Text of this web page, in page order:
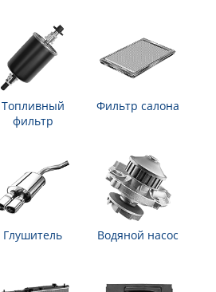
Топливный
фильтр
Фильтр салона
Глушитель Водяной насос